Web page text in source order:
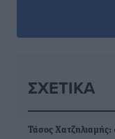
ΣΧΕΤΙΚΆ
Τάσος